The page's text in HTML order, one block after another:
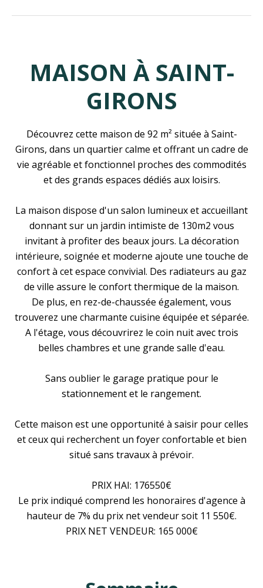
MAISON À SAINT-
GIRONS
Découvrez cette maison de 92 m² située à Saint-
Girons, dans un quartier calme et offrant un cadre de
vie agréable et fonctionnel proches des commodités
et des grands espaces dédiés aux loisirs.
La maison dispose d'un salon lumineux et accueillant
donnant sur un jardin intimiste de 130m2 vous
invitant à profiter des beaux jours. La décoration
intérieure, soignée et moderne ajoute une touche de
confort à cet espace convivial. Des radiateurs au gaz
de ville assure le confort thermique de la maison.
De plus, en rez-de-chaussée également, vous
trouverez une charmante cuisine équipée et séparée.
A l'étage, vous découvrirez le coin nuit avec trois
belles chambres et une grande salle d'eau.
Sans oublier le garage pratique pour le
stationnement et le rangement.
Cette maison est une opportunité à saisir pour celles
et ceux qui recherchent un foyer confortable et bien
situé sans travaux à prévoir.
PRIX HAI: 176550€
Le prix indiqué comprend les honoraires d'agence à
hauteur de 7% du prix net vendeur soit 11 550€.
PRIX NET VENDEUR: 165 000€